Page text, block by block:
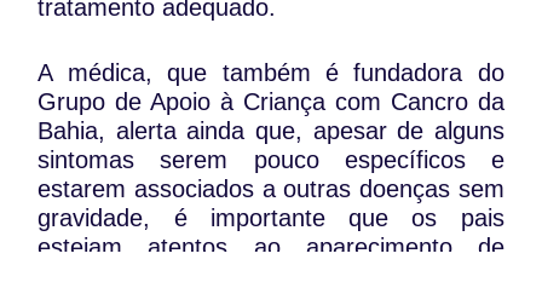
tratamento adequado.
A médica, que também é fundadora do
Grupo de Apoio à Criança com Cancro da
Bahia, alerta ainda que, apesar de alguns
sintomas serem pouco específicos e
estarem associados a outras doenças sem
gravidade, é importante que os pais
estejam atentos ao aparecimento de